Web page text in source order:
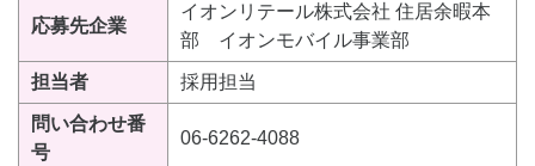
応募先企業
イオンリテール株式会社 住居余暇本
部 イオンモバイル事業部
担当者 採用担当
問い合わせ番
号
06-6262-4088